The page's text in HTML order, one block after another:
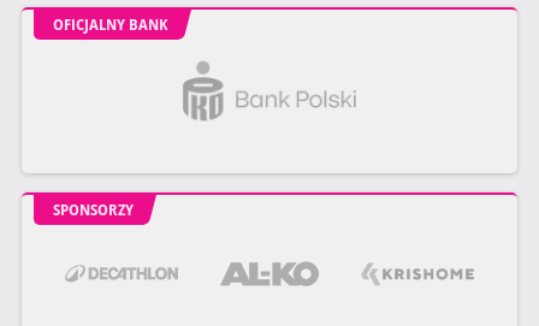
OFICJALNY BANK
SPONSORZY